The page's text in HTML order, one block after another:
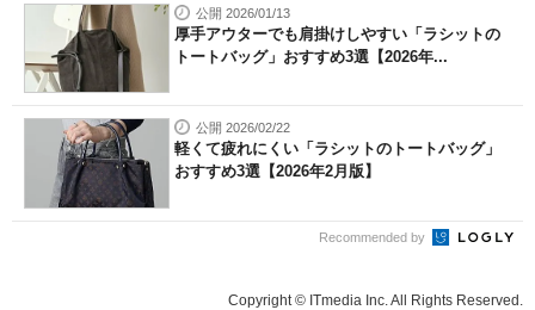
公開 2026/01/13
厚手アウターでも肩掛けしやすい「ラシットの
トートバッグ」おすすめ3選【2026年...
公開 2026/02/22
軽くて疲れにくい「ラシットのトートバッグ」
おすすめ3選【2026年2月版】
Recommended by
Copyright © ITmedia Inc. All Rights Reserved.